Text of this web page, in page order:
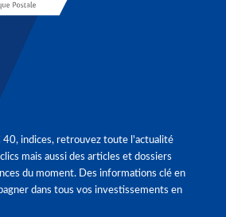
40, indices, retrouvez toute l'actualité
mais aussi des articles et dossiers
du moment. Des informations clé en
dans tous vos investissements en